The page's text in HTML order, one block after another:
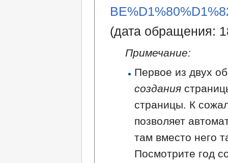
(дата обращения:
Примечание:
Первое из двух
создания
страницы. К
позволяет
там вместо него
Посмотрите год